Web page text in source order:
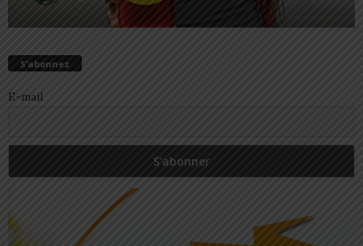
S’abonnez
E-mail